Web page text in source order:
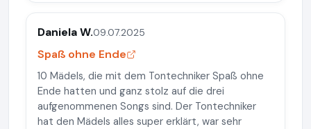
Daniela W.09.07.2025
Spaß ohne Ende
10 Mädels, die mit dem Tontechniker Spaß ohne
Ende hatten und ganz stolz auf die drei
aufgenommenen Songs sind. Der Tontechniker
hat den Mädels alles super erklärt, war sehr